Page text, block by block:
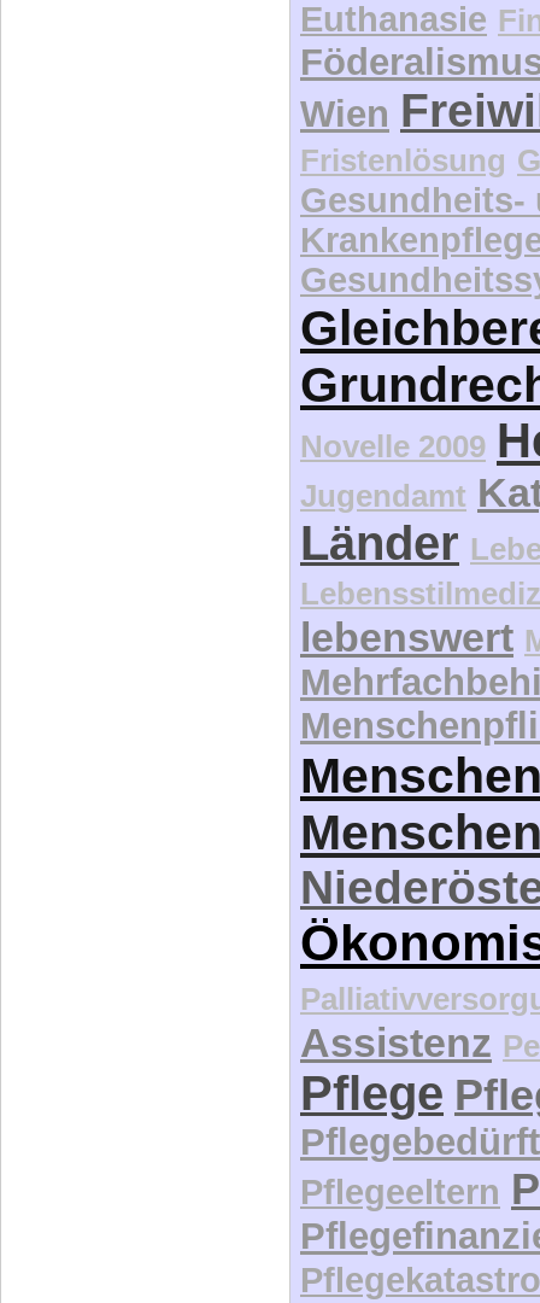
Euthanasie
Wien
Fristenlösung
Gesundheits-
Novelle 2009
Jugendamt
Länder
lebenswert
Assistenz
Pflege
Pflegeeltern